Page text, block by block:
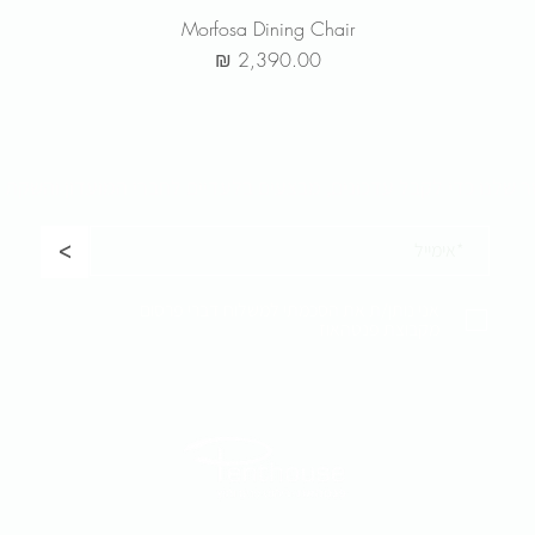
Morfosa Dining Chair
מחיר‏2,390.00 ‏₪
<